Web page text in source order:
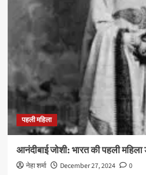
और
स्वतंत्रता
क्रांतिकारी
पहली महिला
आनंदीबाई जोशी: भारत की पहली
नेहा शर्मा December 27, 2024
0